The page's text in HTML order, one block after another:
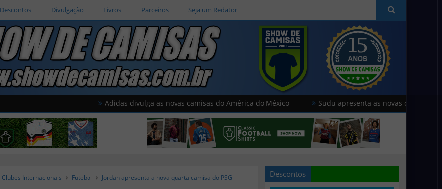
Descontos Divulgação Livros Parceiros Seja um Redator
Adidas divulga as novas camisas do América do México Sudu apresenta as novas camisas do País de
Clubes Internacionais Futebol Jordan apresenta a nova quarta camisa do PSG Descontos